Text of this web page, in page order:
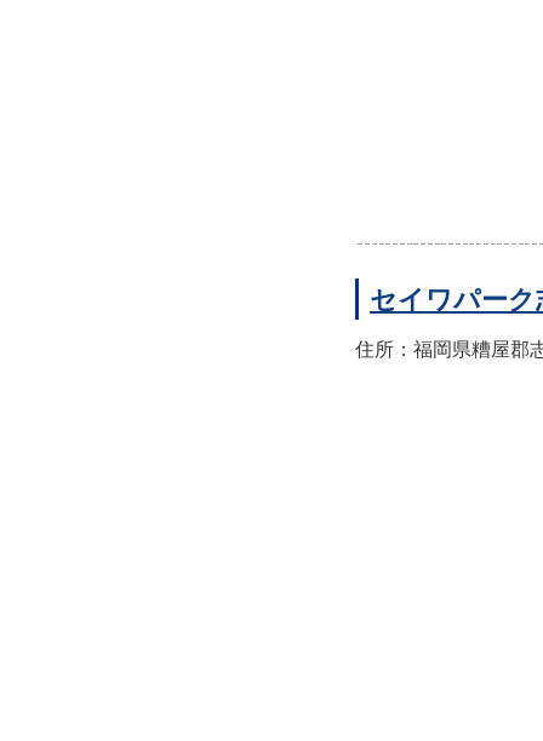
セイワパーク
住所：福岡県糟屋郡